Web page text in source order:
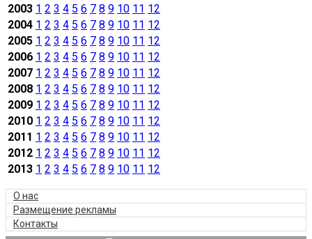
2003 1 2 3 4 5 6 7 8 9 10 11 12
2004 1 2 3 4 5 6 7 8 9 10 11 12
2005 1 2 3 4 5 6 7 8 9 10 11 12
2006 1 2 3 4 5 6 7 8 9 10 11 12
2007 1 2 3 4 5 6 7 8 9 10 11 12
2008 1 2 3 4 5 6 7 8 9 10 11 12
2009 1 2 3 4 5 6 7 8 9 10 11 12
2010 1 2 3 4 5 6 7 8 9 10 11 12
2011 1 2 3 4 5 6 7 8 9 10 11 12
2012 1 2 3 4 5 6 7 8 9 10 11 12
2013 1 2 3 4 5 6 7 8 9 10 11 12
О нас
Размещение рекламы
Контакты